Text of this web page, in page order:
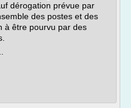
dérogation prévue par
des postes et des
à être pourvu par des